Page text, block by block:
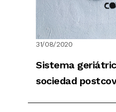
31/08/2020
Sistema
sociedad